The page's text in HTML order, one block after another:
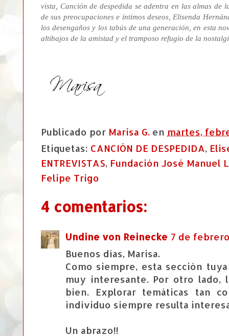
vista, Canción de despedida se adentra en las almas de
de sus preocupaciones e íntimos deseos, Elisenda
los desengaños y los tabús de una generación, en esta
altibajos de la amistad y el tramposo refugio de la
Publicado por Marisa G. en martes,
Etiquetas: CANCIÓN DE DESPEDIDA,
ENTREVISTAS, Fundación José Manuel
Felipe Trigo
4 comentarios:
Undine von Reinecke 7 de
Buenos días, Marisa.
Como siempre, esta sección
muy interesante. Por otro lado,
bien. Explorar temáticas tan
individuo siempre resulta
Un abrazo!!